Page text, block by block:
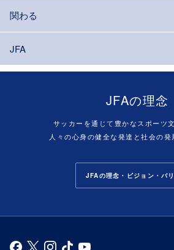
関わる
JFA
JFAの理念
サッカーを通じて豊かなスポーツ
人々の心身の健全な発達と社会の発
JFAの理念・ビジョン・バ